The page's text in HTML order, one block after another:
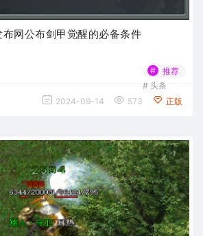
网公布剑甲觉醒的必备条件
#
推荐
# 头条
2024-09-14 573 正版